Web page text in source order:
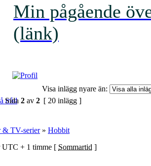
Min pågående
(länk)
Visa inlägg nyare än:
Sida 2 av 2 [ 20 inlägg ]
& TV-serier» Hobbit
UTC + 1 timme [ Sommartid ]